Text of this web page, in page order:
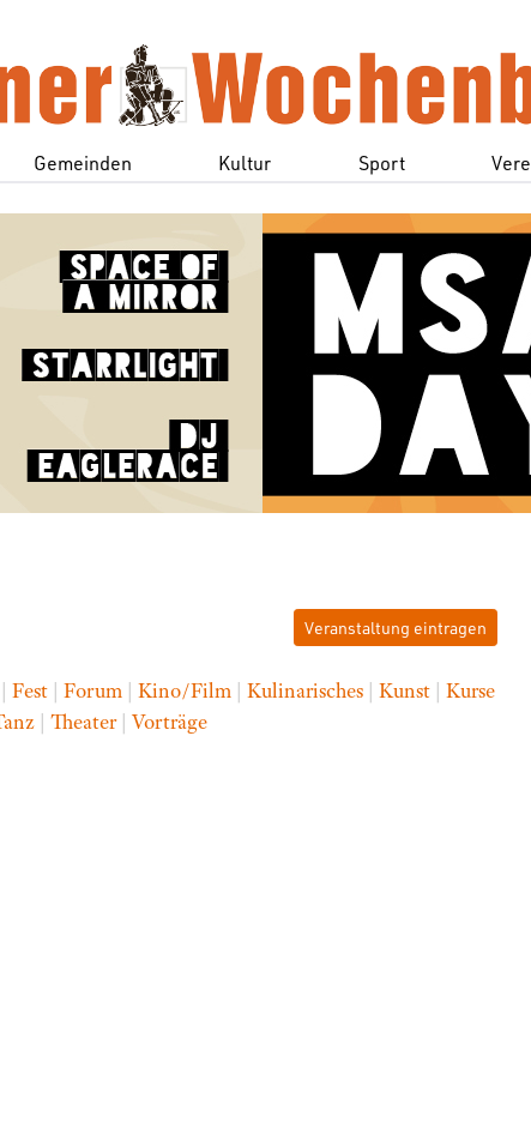
Gemeinden Kultur Sport
Veranstaltung eintragen
| Fest | Forum | Kino/Film | Kulinarisches | Kunst | Kurse
| Theater| Vorträge